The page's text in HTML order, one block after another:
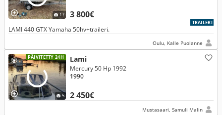
17 3 800€
TRAILERI
LAMI 440 GTX Yamaha 50hv+traileri.
Oulu, Kalle Puolanne
PÄIVITETTY 24H
5
Lami
2 450€
Mercury 50 Hp 1992
1990
Mustasaari, Samuli Malin